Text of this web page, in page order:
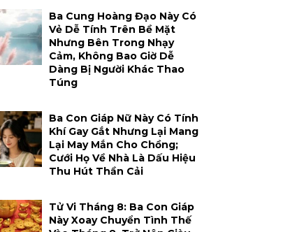
Ba Cung Hoàng Đạo Này Có
Vẻ Dễ Tính Trên Bề Mặt
Nhưng Bên Trong Nhạy
Cảm, Không Bao Giờ Dễ
Dàng Bị Người Khác Thao
Túng
Ba Con Giáp Nữ Này Có Tính
Khí Gay Gắt Nhưng Lại Mang
Lại May Mắn Cho Chồng;
Cưới Họ Về Nhà Là Dấu Hiệu
Thu Hút Thần Cải
Tử Vi Tháng 8: Ba Con Giáp
Này Xoay Chuyển Tình Thế